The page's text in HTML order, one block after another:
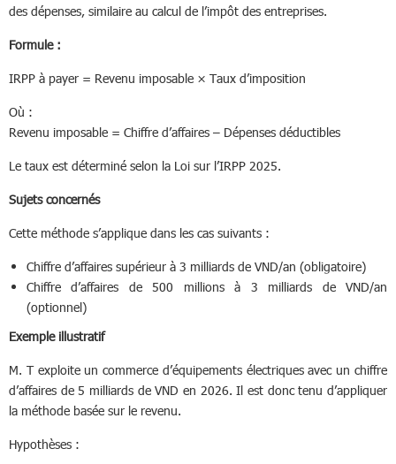
des dépenses, similaire au calcul de l’impôt des entreprises.
Formule :
IRPP à payer = Revenu imposable × Taux d’imposition
Où :
Revenu imposable = Chiffre d’affaires – Dépenses déductibles
Le taux est déterminé selon la Loi sur l’IRPP 2025.
Sujets concernés
Cette méthode s’applique dans les cas suivants :
Chiffre d’affaires supérieur à 3 milliards de VND/an (obligatoire)
Chiffre d’affaires de 500 millions à 3 milliards de VND/an
(optionnel)
Exemple illustratif
M. T exploite un commerce d’équipements électriques avec un chiffre
d’affaires de 5 milliards de VND en 2026. Il est donc tenu d’appliquer
la méthode basée sur le revenu.
Hypothèses :